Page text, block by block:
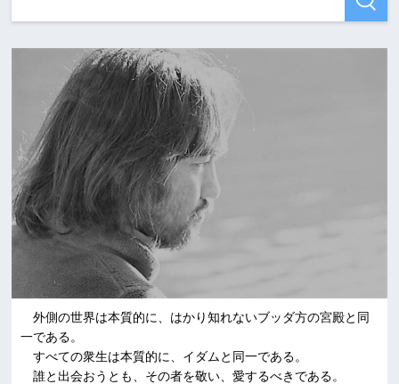
外側の世界は本質的に、はかり知れないブッダ方の宮殿と同
一である。
すべての衆生は本質的に、イダムと同一である。
誰と出会おうとも、その者を敬い、愛するべきである。